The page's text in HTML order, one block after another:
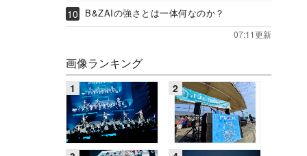
B&ZAIの強さとは一体何なのか？
07:11更新
画像ランキング